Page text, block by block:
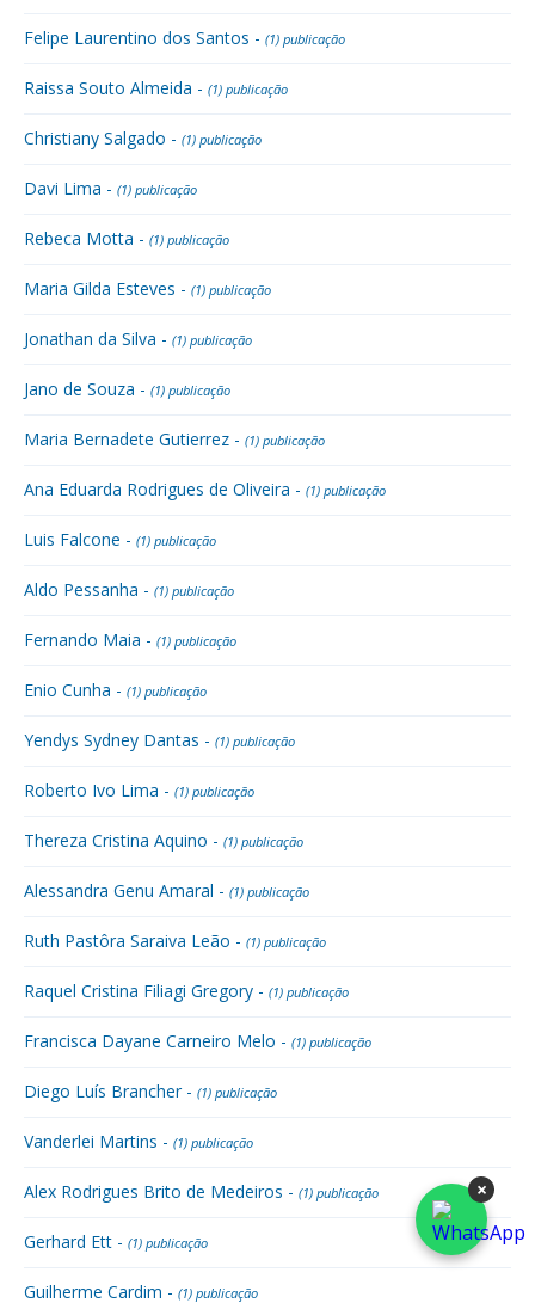
Felipe Laurentino dos Santos - (1) publicação
Raissa Souto Almeida - (1) publicação
Christiany Salgado - (1) publicação
Davi Lima - (1) publicação
Rebeca Motta - (1) publicação
Maria Gilda Esteves - (1) publicação
Jonathan da Silva - (1) publicação
Jano de Souza - (1) publicação
Maria Bernadete Gutierrez - (1) publicação
Ana Eduarda Rodrigues de Oliveira - (1) publicação
Luis Falcone - (1) publicação
Aldo Pessanha - (1) publicação
Fernando Maia - (1) publicação
Enio Cunha - (1) publicação
Yendys Sydney Dantas - (1) publicação
Roberto Ivo Lima - (1) publicação
Thereza Cristina Aquino - (1) publicação
Alessandra Genu Amaral - (1) publicação
Ruth Pastôra Saraiva Leão - (1) publicação
Raquel Cristina Filiagi Gregory - (1) publicação
Francisca Dayane Carneiro Melo - (1) publicação
Diego Luís Brancher - (1) publicação
Vanderlei Martins - (1) publicação
Alex Rodrigues Brito de Medeiros - (1) publicação
Gerhard Ett - (1) publicação
Guilherme Cardim - (1) publicação
×